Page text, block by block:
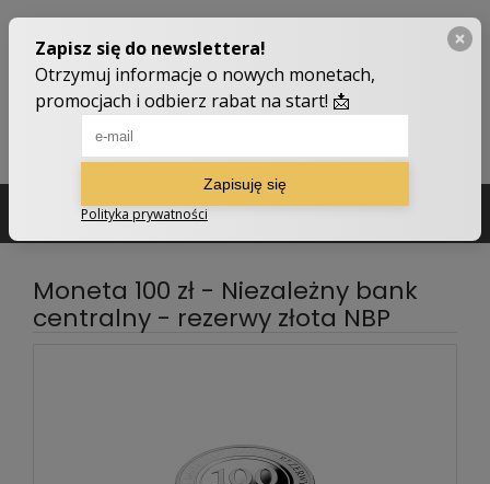
Moneta 100 zł - Niezależny bank
centralny - rezerwy złota NBP